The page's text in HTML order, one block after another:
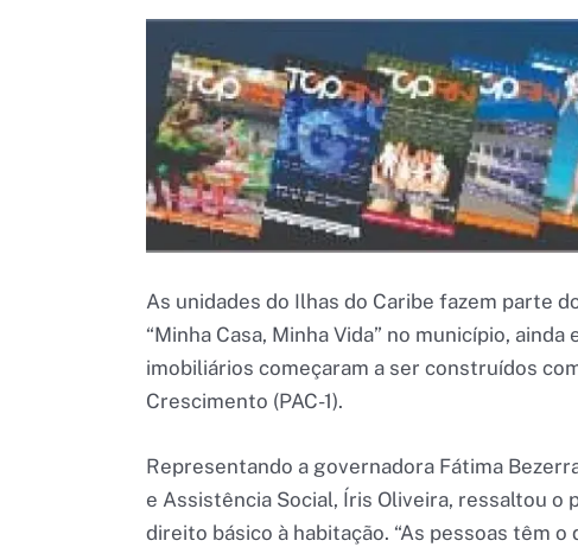
As unidades do Ilhas do Caribe fazem parte
“Minha Casa, Minha Vida” no município,
imobiliários começaram a ser construídos
Crescimento (PAC-1).
Representando a governadora Fátima
e Assistência Social, Íris Oliveira, ressaltou
direito básico à habitação. “As pessoas têm